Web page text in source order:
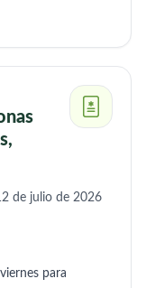
de julio de 2026
para